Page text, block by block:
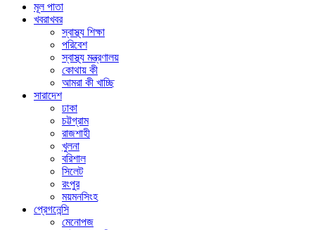
মূল পাতা
খবরাখবর
স্বাস্থ্য শিক্ষা
পরিবেশ
স্বাস্থ্য মন্ত্রণালয়
কোথায় কী
আমরা কী খাচ্ছি
সারাদেশ
ঢাকা
চট্টগ্রাম
রাজশাহী
খুলনা
বরিশাল
সিলেট
রংপুর
ময়মনসিংহ
প্রেগনেন্সি
মেনোপজ